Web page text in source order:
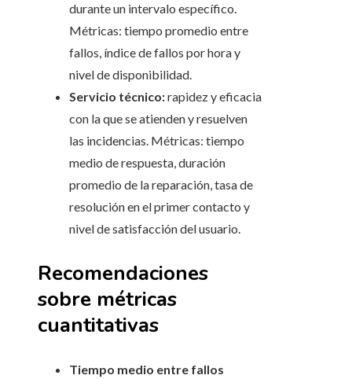
durante un intervalo específico.
Métricas: tiempo promedio entre
fallos, índice de fallos por hora y
nivel de disponibilidad.
Servicio técnico:rapidez y eficacia
con la que se atienden y resuelven
las incidencias. Métricas: tiempo
medio de respuesta, duración
promedio de la reparación, tasa de
resolución en el primer contacto y
nivel de satisfacción del usuario.
Recomendaciones
sobre métricas
cuantitativas
Tiempo medio entre fallos